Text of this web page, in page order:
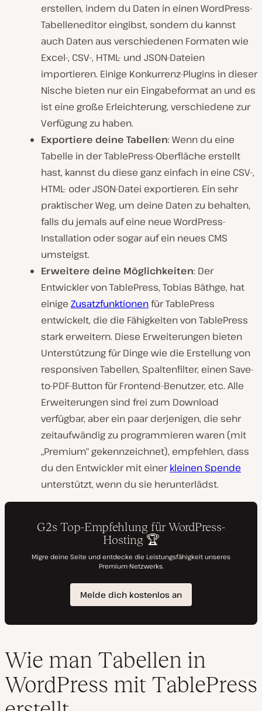
erstellen, indem du Daten in einen WordPress-
Tabelleneditor eingibst, sondern du kannst
auch Daten aus verschiedenen Formaten wie
Excel-, CSV-, HTML- und JSON-Dateien
importieren. Einige Konkurrenz-Plugins in dieser
Nische bieten nur ein Eingabeformat an und es
ist eine große Erleichterung, verschiedene zur
Verfügung zu haben.
Exportiere deine Tabellen: Wenn du eine
Tabelle in der TablePress-Oberfläche erstellt
hast, kannst du diese ganz einfach in eine CSV-,
HTML- oder JSON-Datei exportieren. Ein sehr
praktischer Weg, um deine Daten zu behalten,
falls du jemals auf eine neue WordPress-
Installation oder sogar auf ein neues CMS
umsteigst.
Erweitere deine Möglichkeiten: Der
Entwickler von TablePress, Tobias Bäthge, hat
einige Zusatzfunktionenfür TablePress
entwickelt, die die Fähigkeiten von TablePress
stark erweitern. Diese Erweiterungen bieten
Unterstützung für Dinge wie die Erstellung von
responsiven Tabellen, Spaltenfilter, einen Save-
to-PDF-Button für Frontend-Benutzer, etc. Alle
Erweiterungen sind frei zum Download
verfügbar, aber ein paar derjenigen, die sehr
zeitaufwändig zu programmieren waren (mit
„Premium“ gekennzeichnet), empfehlen, dass
du den Entwickler mit einerkleinen Spende
unterstützt, wenn du sie herunterlädst.
Wie man Tabellen in
WordPress mit TablePress